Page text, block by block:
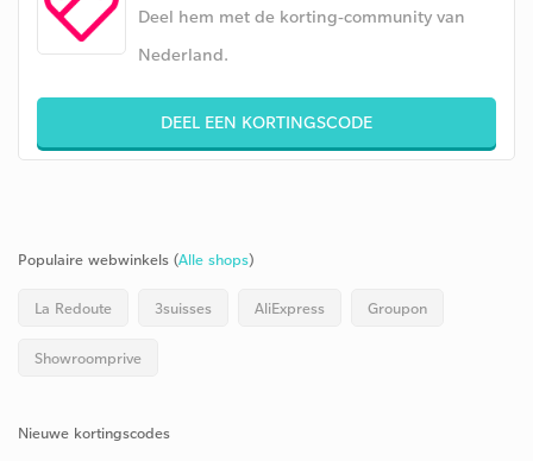
Deel hem met de korting-community van
Nederland.
DEEL EEN KORTINGSCODE
Populaire webwinkels (Alle shops)
La Redoute 3suisses AliExpress Groupon
Showroomprive
Nieuwe kortingscodes